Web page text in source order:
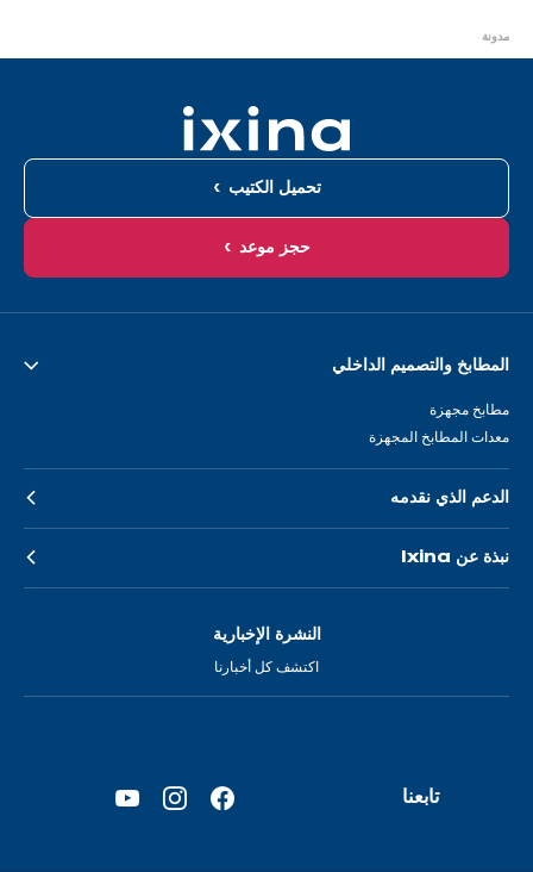
هنا:
مدونة
تحميل الكتيب
حجز موعد
المطابخ والتصميم الداخلي
مطابخ مجهزة
معدات المطابخ المجهزة
الدعم الذي نقدمه
نبذة عن Ixina
النشرة الإخبارية
اكتشف كل أخبارنا
تابعنا
Facebook
Instagram
YouTube